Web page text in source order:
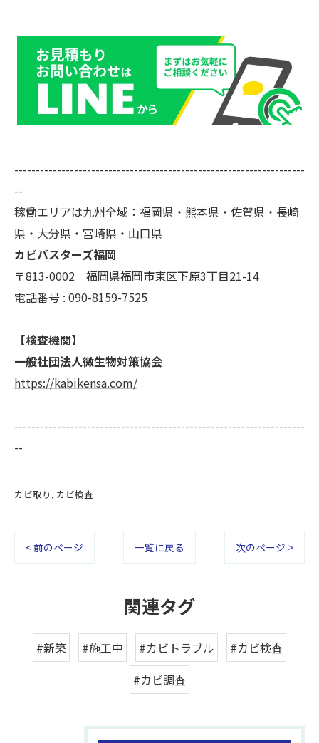
--------------------------------------------------------------------
--
稼働エリアは九州全域：福岡県・熊本県・佐賀県・長崎
県・大分県・宮崎県・山口県
カビバスターズ福岡
〒813-0002 福岡県福岡市東区下原3丁目21-14
電話番号 : 090-8159-7525
【検査機関】
一般社団法人微生物対策協会
https://kabikensa.com/
--------------------------------------------------------------------
--
カビ取り カビ検査
< 前のページ 一覧に戻る 次のページ >
関連タグ
#新築 #施工中 #カビトラブル
#カビ検査
#カビ調査